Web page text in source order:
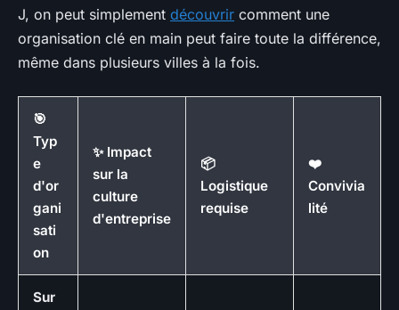
J, on peut simplement découvrir comment une
organisation clé en main peut faire toute la différence,
même dans plusieurs villes à la fois.
🎯
Typ
e
d'or
gani
sati
on
✨ Impact
sur la
culture
d'entreprise
📦
Logistique
requise
❤️
Convivia
lité
Sur